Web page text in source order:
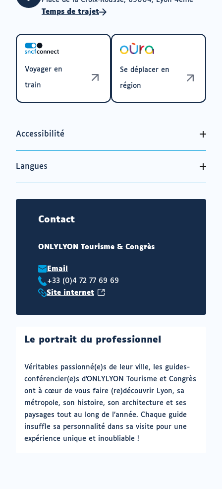
Temps de trajet
Voyager en
train
Se déplacer en
région
Accessibilité
Langues
Contact
ONLYLYON Tourisme & Congrès
Email
Téléphone
+33 (0)4 72 77 69 69
Site
Site internet(ouvrir
un
onglet)
Le portrait du professionnel
Véritables passionné(e)s de leur ville, les guides-
conférencier(e)s d’ONLYLYON Tourisme et Congrès
ont à cœur de vous faire (re)découvrir Lyon, sa
métropole, son histoire, son architecture et ses
paysages tout au long de l’année. Chaque guide
insuffle sa personnalité dans sa visite pour une
expérience unique et inoubliable !